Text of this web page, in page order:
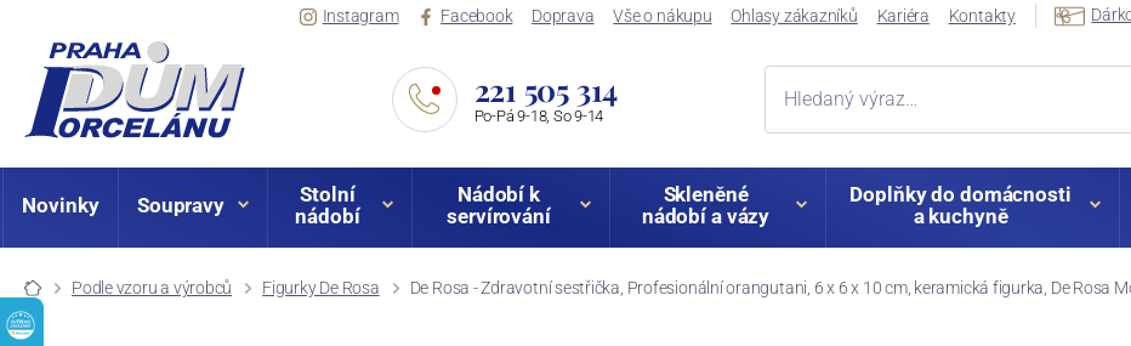
Instagram Facebook Doprava Vše o nákupu Ohlasy zákazníků Kariéra Kontakty
221 505 314
Po-Pá 9-18, So 9-14
Novinky Soupravy
Stolní
nádobí
Nádobí k
servírování
Skleněné
nádobí a vázy
Doplňky do domácnosti
a kuchyně
Podle vzoru a výrobců Figurky De Rosa De Rosa - Zdravotní sestřička, Profesionální orangutani, 6 x 6 x 10 cm, keramická figurka, De Rosa